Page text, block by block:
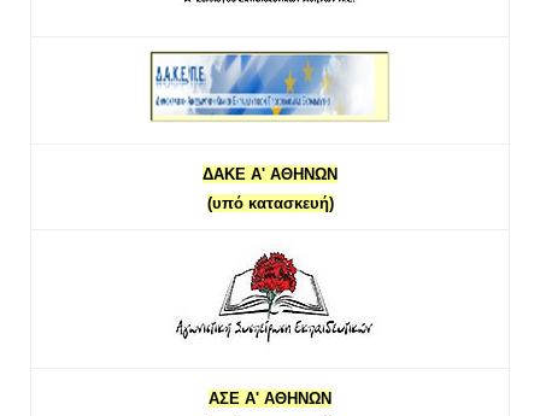
ΔΑΚΕ Α' ΑΘΗΝΩΝ
(υπό κατασκευή)
ΑΣΕ Α' ΑΘΗΝΩΝ